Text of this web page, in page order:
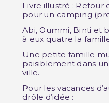
Livre illustré : Retour
pour un camping
Abi, Oummi, Binti et
à eux quatre la
Une petite famille
paisiblement dans
ville.
Pour les vacances
drôle d’idée :